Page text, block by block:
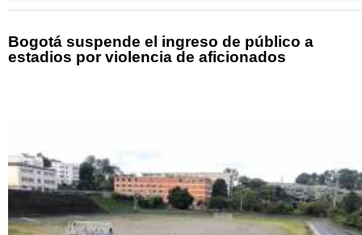
Bogotá suspende el ingreso de público a
estadios por violencia de aficionados